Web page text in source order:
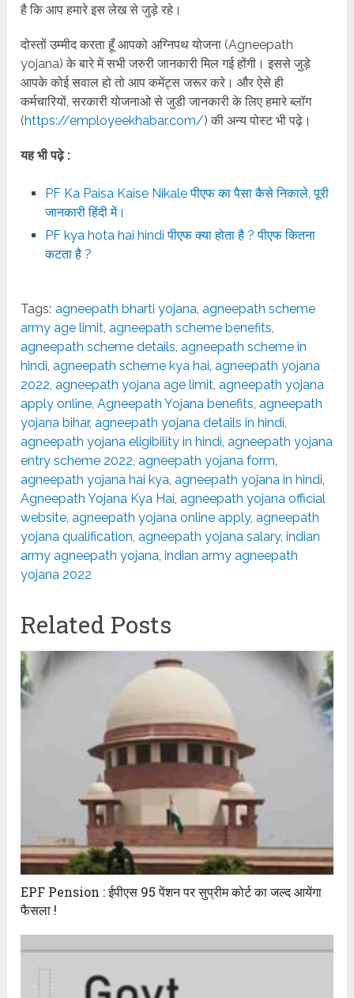
है कि आप हमारे इस लेख से जुड़े रहे।
दोस्तों उम्मीद करता हूँ आपको अग्निपथ योजना (Agneepath
yojana) के बारे में सभी जरुरी जानकारी मिल गई होंगी। इससे जुड़े
आपके कोई सवाल हो तो आप कमेंट्स जरूर करे। और ऐसे ही
कर्मचारियों, सरकारी योजनाओ से जुडी जानकारी के लिए हमारे ब्लॉग
(https://employeekhabar.com/) की अन्य पोस्ट भी पढ़े।
यह भी पढ़े :
PF Ka Paisa Kaise Nikale पीएफ का पैसा कैसे निकाले, पूरी
जानकारी हिंदी में।
PF kya hota hai hindi पीएफ क्या होता है ? पीएफ कितना
कटता है ?
Tags: agneepath bharti yojana,agneepath scheme
army age limit,agneepath scheme benefits,
agneepath scheme details,agneepath scheme in
hindi,agneepath scheme kya hai,agneepath yojana
2022,agneepath yojana age limit,agneepath yojana
apply online,Agneepath Yojana benefits,agneepath
yojana bihar,agneepath yojana details in hindi,
agneepath yojana eligibility in hindi,agneepath yojana
entry scheme 2022,agneepath yojana form,
agneepath yojana hai kya,agneepath yojana in hindi,
Agneepath Yojana Kya Hai,agneepath yojana official
website,agneepath yojana online apply,agneepath
yojana qualification,agneepath yojana salary,indian
army agneepath yojana,indian army agneepath
yojana 2022
Related Posts
EPF Pension : ईपीएस 95 पेंशन पर सुप्रीम कोर्ट का जल्द आयेंगा
फैसला !